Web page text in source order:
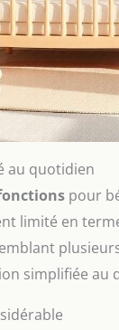
au quotidien
pour
limité en
simplifiée au